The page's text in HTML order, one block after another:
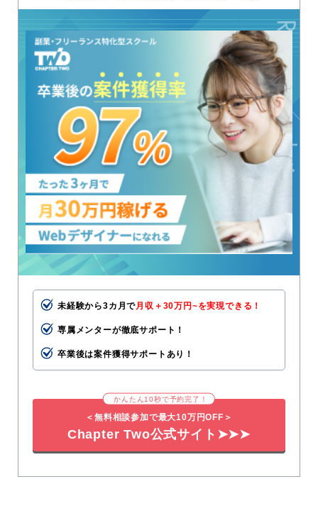
未経験から3カ月で月収＋30万円~を実現できる ！
専属メンターが徹底サポート！
卒業後は案件獲得サポートあり！
かんたん10秒で予約完了！
＜無料相談参加で最大10万円OFF＞
Chapter Two公式サイト➤➤➤